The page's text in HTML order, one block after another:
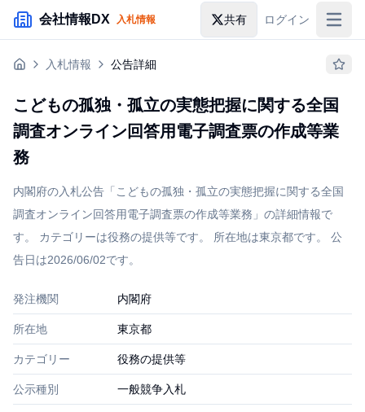
メインコンテンツにスキップ
会社情報DX 入札情報 共有 ログイン
入札情報
助成金・補助金
企業検索
入札情報 公告詳細
こどもの孤独・孤立の実態把握に関する全国
調査オンライン回答用電子調査票の作成等業
務
内閣府の入札公告「こどもの孤独・孤立の実態把握に関する全国
調査オンライン回答用電子調査票の作成等業務」の詳細情報で
す。 カテゴリーは役務の提供等です。 所在地は東京都です。 公
告日は2026/06/02です。
発注機関 内閣府
所在地 東京都
カテゴリー 役務の提供等
公示種別 一般競争入札